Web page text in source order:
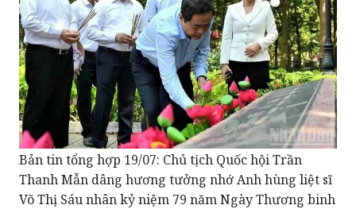
Bản tin tổng hợp 19/07: Chủ tịch Quốc hội Trần
Thanh Mẫn dâng hương tưởng nhớ Anh hùng liệt sĩ
Võ Thị Sáu nhân kỷ niệm 79 năm Ngày Thương binh